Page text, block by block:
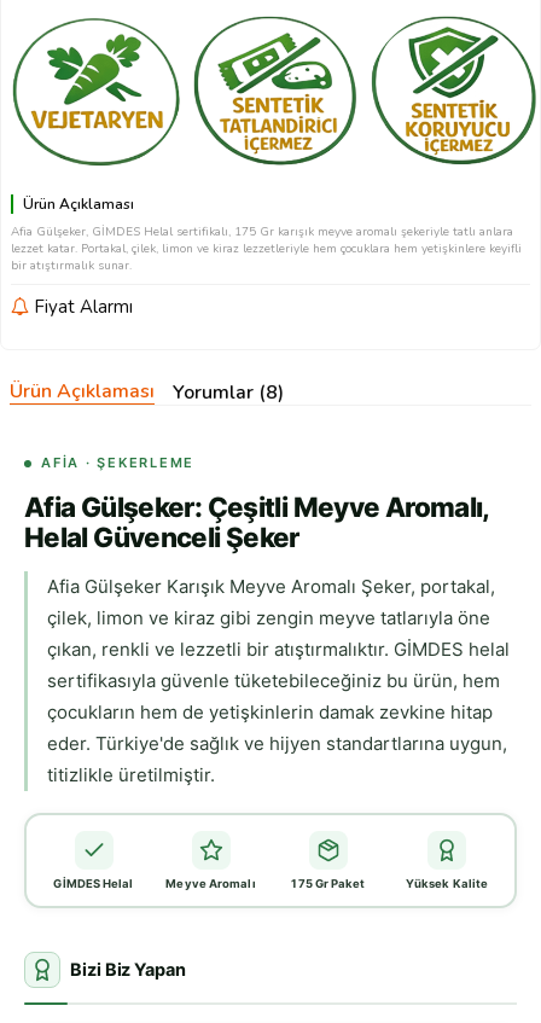
Ürün Açıklaması
Afia Gülşeker, GİMDES Helal sertifikalı, 175 Gr karışık meyve aromalı şekeriyle tatlı anlara
lezzet katar. Portakal, çilek, limon ve kiraz lezzetleriyle hem çocuklara hem yetişkinlere keyifli
bir atıştırmalık sunar.
Fiyat Alarmı
Ürün Açıklaması Yorumlar (8)
AFIA · ŞEKERLEME
Afia Gülşeker: Çeşitli Meyve Aromalı,
Helal Güvenceli Şeker
Afia Gülşeker Karışık Meyve Aromalı Şeker, portakal,
çilek, limon ve kiraz gibi zengin meyve tatlarıyla öne
çıkan, renkli ve lezzetli bir atıştırmalıktır. GİMDES helal
sertifikasıyla güvenle tüketebileceğiniz bu ürün, hem
çocukların hem de yetişkinlerin damak zevkine hitap
eder. Türkiye'de sağlık ve hijyen standartlarına uygun,
titizlikle üretilmiştir.
GİMDES Helal Meyve Aromalı 175 Gr Paket Yüksek Kalite
Bizi Biz Yapan